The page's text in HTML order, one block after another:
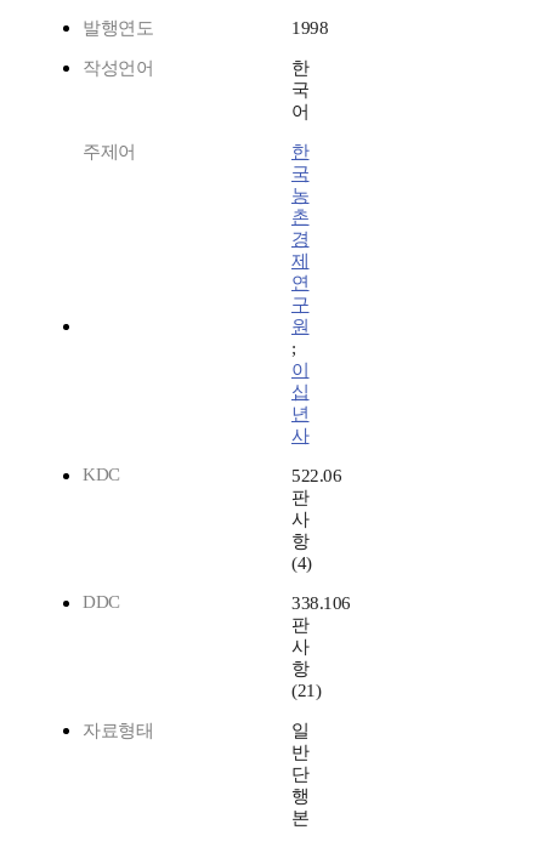
발행연도 1998
작성언어
한
국
어
주제어
한
국
농
촌
경
제
연
구
원
;
이
십
년
사
KDC
522.06
판
사
항
(4)
DDC
338.106
판
사
항
(21)
자료형태
일
반
단
행
본